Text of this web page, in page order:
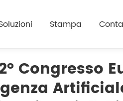
Stampa
Congresso